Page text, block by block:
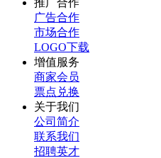
推广合作
广告合作
市场合作
LOGO下载
增值服务
商家会员
票点兑换
关于我们
公司简介
联系我们
招聘英才